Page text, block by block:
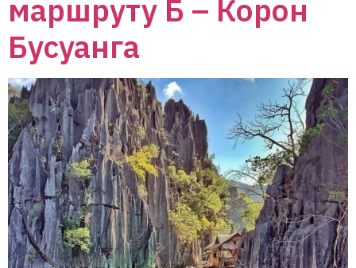
маршруту Б – Корон
Бусуанга